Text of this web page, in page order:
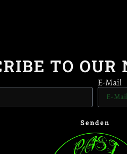
TO
E-Mail
Senden